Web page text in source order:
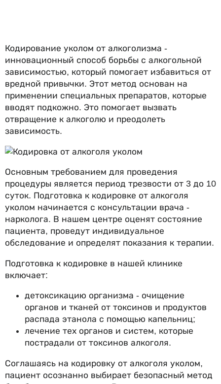
Кодирование уколом от алкоголизма -
инновационный способ борьбы с алкогольной
зависимостью, который помогает избавиться от
вредной привычки. Этот метод основан на
применении специальных препаратов, которые
вводят подкожно. Это помогает вызвать
отвращение к алкоголю и преодолеть
зависимость.
Основным требованием для проведения
процедуры является период трезвости от 3 до 10
суток. Подготовка к кодировке от алкоголя
уколом начинается с консультации врача -
нарколога. В нашем центре оценят состояние
пациента, проведут индивидуальное
обследование и определят показания к терапии.
Подготовка к кодировке в нашей клинике
включает:
детоксикацию организма - очищение
органов и тканей от токсинов и продуктов
распада этанола с помощью капельниц;
лечение тех органов и систем, которые
пострадали от токсинов алкоголя.
Соглашаясь на кодировку от алкоголя уколом,
пациент осознанно выбирает безопасный метод